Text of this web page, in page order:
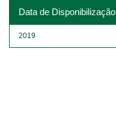
Data de Disponibilização
2019